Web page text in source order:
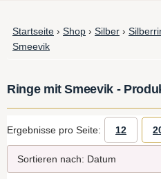
Startseite › Shop › Silber ›
Smeevik
Ringe mit Smeevik -
Ergebnisse pro Seite: 12